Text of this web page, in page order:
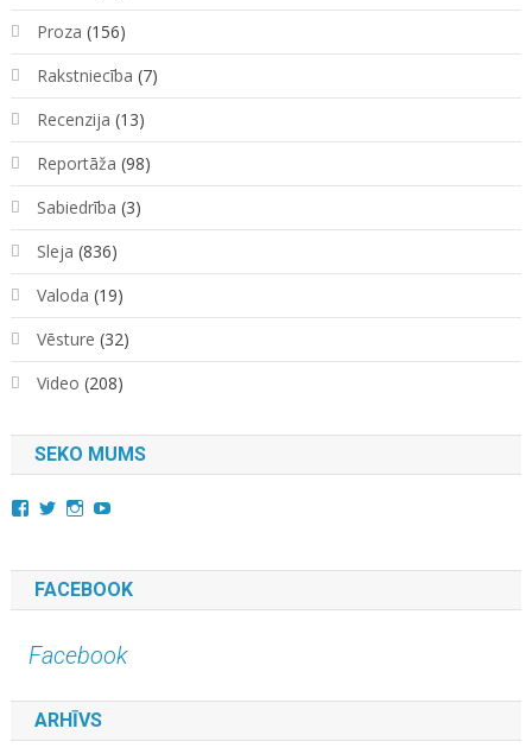
Proza (156)
Rakstniecība (7)
Recenzija (13)
Reportāža (98)
Sabiedrība (3)
Sleja (836)
Valoda (19)
Vēsture (32)
Video (208)
SEKO MUMS
View
Facebook
View
Twitter
View
Instagram
YouTube
FACEBOOK
Facebook
ARHĪVS